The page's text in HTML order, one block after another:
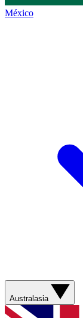
México
Australasia